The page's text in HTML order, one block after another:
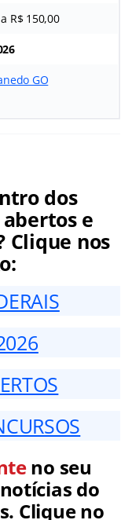
R$ 150,00
GO
dos
e
Clique nos
no seu
do
Clique no